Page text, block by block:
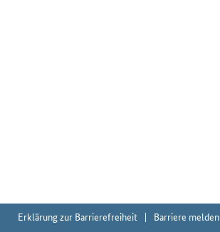
Erklärung zur Barrierefreiheit Barriere melden